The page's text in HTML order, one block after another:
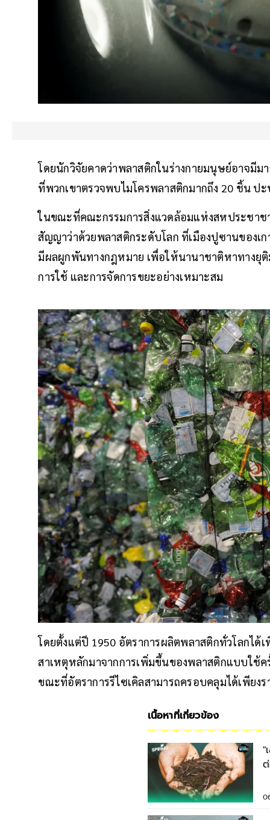
โดยนักวิจัยคาดว่าพลาสติกในร่างกายมนุษย์อาจมีม
ที่พวกเขาตรวจพบไมโครพลาสติกมากถึง 20 ชิ้น
ในขณะที่คณะกรรมการสิ่งแวดล้อมแห่งสหประชาช
สัญญาว่าด้วยพลาสติกระดับโลก ที่เมืองปูซานของ
มีผลผูกพันทางกฎหมาย เพื่อให้นานาชาติหาทางยุ
การใช้ และการจัดการขยะอย่างเหมาะสม
โดยตั้งแต่ปี 1950 อัตราการผลิตพลาสติกทั่วโลกได้
สาเหตุหลักมาจากการเพิ่มขึ้นของพลาสติกแบบใช้
ขณะที่อัตราการรีไซเคิลสามารถครอบคลุมได้เพีย
เนื้อหาที่เกี่ยวข้อง
"